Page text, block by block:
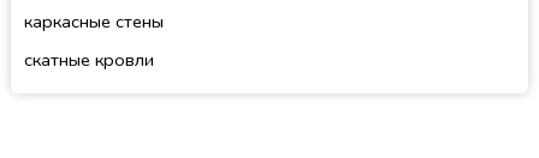
каркасные стены
скатные кровли